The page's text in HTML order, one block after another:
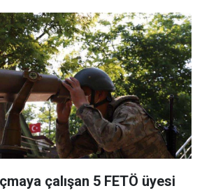
çalışan 5 FETÖ üyesi